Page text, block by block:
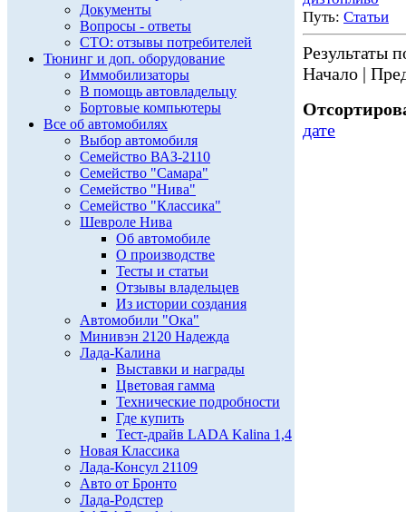
Документы
Вопросы - ответы
СТО: отзывы потребителей
Тюнинг и доп. оборудование
Иммобилизаторы
В помощь автовладельцу
Бортовые компьютеры
Все об автомобилях
Выбор автомобиля
Семейство ВАЗ-2110
Семейство "Самара"
Семейство "Нива"
Семейство "Классика"
Шевроле Нива
Об автомобиле
О производстве
Тесты и статьи
Отзывы владельцев
Из истории создания
Автомобили "Ока"
Минивэн 2120 Надежда
Лада-Калина
Выставки и награды
Цветовая гамма
Технические подробности
Где купить
Тест-драйв LADA Kalina 1,4
Новая Классика
Лада-Консул 21109
Авто от Бронто
Лада-Родстер
Путь: Статьи
Результаты
Начало |
дате